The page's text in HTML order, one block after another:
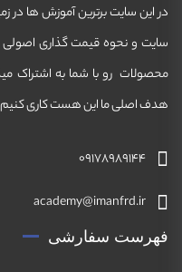
در این سایت برترین آموزش ها
سایت و نحوه قیمت گذاری
محصولات رو با شما به اشتراک
هدف اصلی ما این هست کاری
09178989144
academy@imanfrd.ir
فهرست سفارشی